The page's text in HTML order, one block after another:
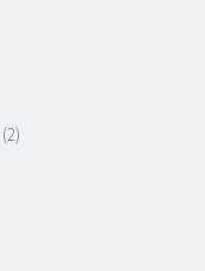
(2)